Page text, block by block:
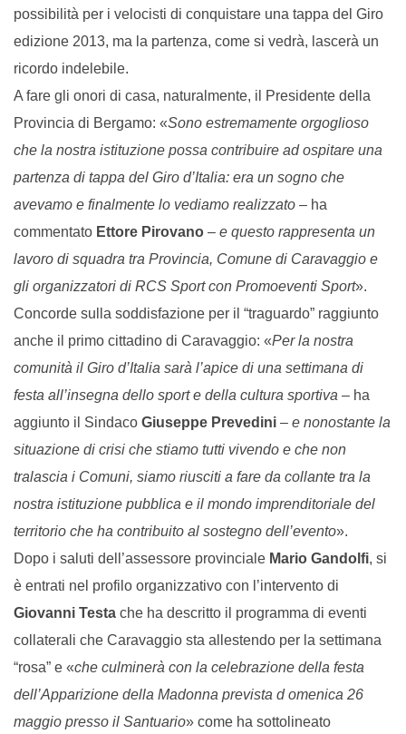
possibilità per i velocisti di conquistare una tappa del Giro
edizione 2013, ma la partenza, come si vedrà, lascerà un
ricordo indelebile.
A fare gli onori di casa, naturalmente, il Presidente della
Provincia di Bergamo: «Sono estremamente orgoglioso
che la nostra istituzione possa contribuire ad ospitare una
partenza di tappa del Giro d’Italia: era un sogno che
avevamo e finalmente lo vediamo realizzato – ha
commentato Ettore Pirovano – e questo rappresenta un
lavoro di squadra tra Provincia, Comune di Caravaggio e
gli organizzatori di RCS Sport con Promoeventi Sport».
Concorde sulla soddisfazione per il “traguardo” raggiunto
anche il primo cittadino di Caravaggio: «Per la nostra
comunità il Giro d’Italia sarà l’apice di una settimana di
festa all’insegna dello sport e della cultura sportiva – ha
aggiunto il Sindaco Giuseppe Prevedini – e nonostante la
situazione di crisi che stiamo tutti vivendo e che non
tralascia i Comuni, siamo riusciti a fare da collante tra la
nostra istituzione pubblica e il mondo imprenditoriale del
territorio che ha contribuito al sostegno dell’evento».
Dopo i saluti dell’assessore provinciale Mario Gandolfi, si
è entrati nel profilo organizzativo con l’intervento di
Giovanni Testa che ha descritto il programma di eventi
collaterali che Caravaggio sta allestendo per la settimana
“rosa” e «che culminerà con la celebrazione della festa
dell’Apparizione della Madonna prevista d omenica 26
maggio presso il Santuario» come ha sottolineato